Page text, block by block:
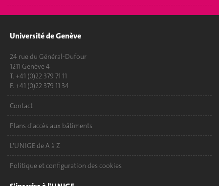
Université de Genève
24 rue du Général-Dufour
1211 Genève 4
T. +41 (0)22 379 71 11
F. +41 (0)22 379 11 34
Contact
Plans d'accès aux bâtiments
L'UNIGE de A à Z
Politique et configuration des cookies